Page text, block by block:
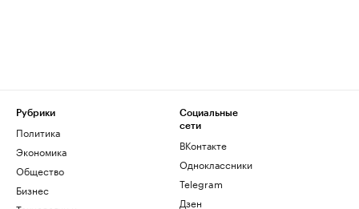
Рубрики
Политика
Экономика
Общество
Бизнес
Социальные
сети
ВКонтакте
Одноклассники
Telegram
Дзен